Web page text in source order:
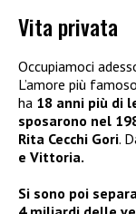
Vita privata
Occupiamoci
L’amore più
ha 18 anni più di
sposarono nel
Rita Cecchi Gori.
e Vittoria.
Si sono poi